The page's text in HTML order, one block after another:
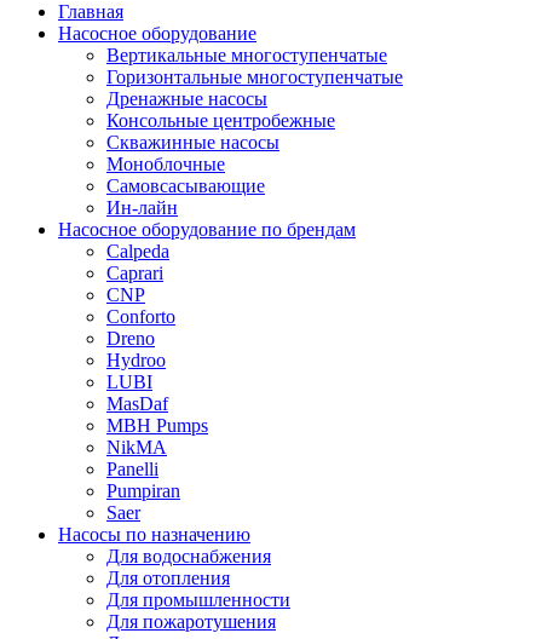
Главная
Насосное оборудование
Вертикальные многоступенчатые
Горизонтальные многоступенчатые
Дренажные насосы
Консольные центробежные
Скважинные насосы
Моноблочные
Самовсасывающие
Ин-лайн
Насосное оборудование по брендам
Calpeda
Caprari
CNP
Conforto
Dreno
Hydroo
LUBI
MasDaf
MBH Pumps
NikMA
Panelli
Pumpiran
Saer
Насосы по назначению
Для водоснабжения
Для отопления
Для промышленности
Для пожаротушения